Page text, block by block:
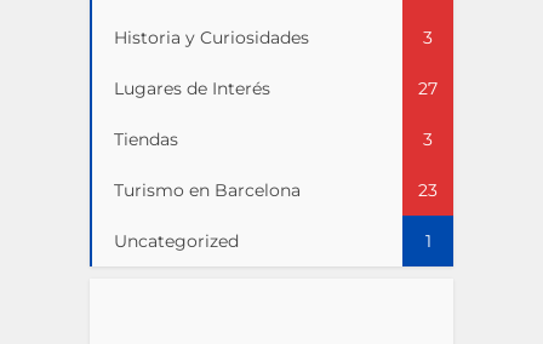
Historia y Curiosidades 3
Lugares de Interés 27
Tiendas 3
Turismo en Barcelona 23
Uncategorized 1